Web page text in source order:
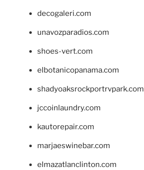
decogaleri.com
unavozparadios.com
shoes-vert.com
elbotanicopanama.com
shadyoaksrockportrvpark.com
jccoinlaundry.com
kautorepair.com
marjaeswinebar.com
elmazatlanclinton.com